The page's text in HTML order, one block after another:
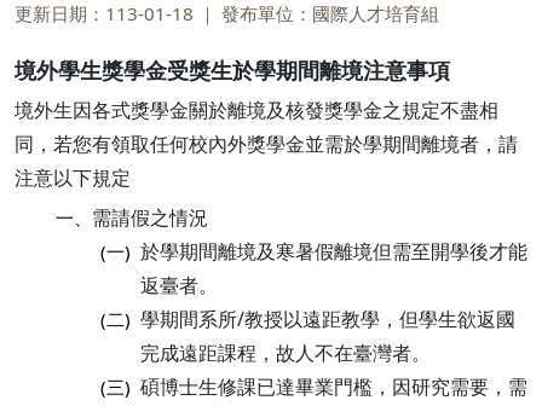
更新日期：113-01-18 發布單位：國際人才培育組
境外學生獎學金受獎生於學期間離境注意事項
境外生因各式獎學金關於離境及核發獎學金之規定不盡相
同，若您有領取任何校內外獎學金並需於學期間離境者，請
注意以下規定
一、 需請假之情況
(一) 於學期間離境及寒暑假離境但需至開學後才能
返臺者。
(二) 學期間系所/教授以遠距教學，但學生欲返國
完成遠距課程，故人不在臺灣者。
(三) 碩博士生修課已達畢業門檻，因研究需要，需